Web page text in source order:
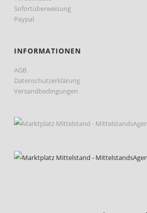
Sofortüberweisung
Paypal
INFORMATIONEN
AGB
Datenschutzerklärung
Versandbedingungen